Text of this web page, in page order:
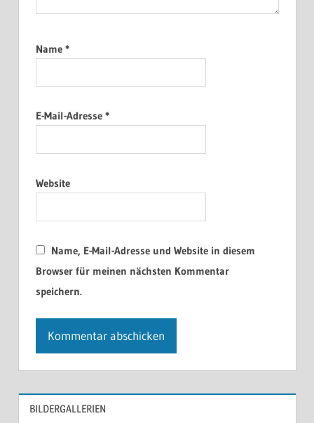
Name *
E-Mail-Adresse *
Website
Name, E-Mail-Adresse und Website in diesem
Browser für meinen nächsten Kommentar
speichern.
BILDERGALLERIEN